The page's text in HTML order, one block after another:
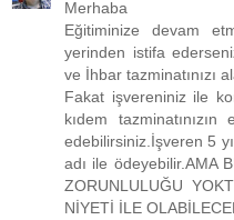
Merhaba
Eğitiminize devam
yerinden istifa
ve İhbar tazminatınızı
Fakat işvereniniz ile
kıdem
edebilirsiniz.İşveren 5
adı ile ödeyebilir.AMA
ZORUNLULUĞU
NİYETİ İLE